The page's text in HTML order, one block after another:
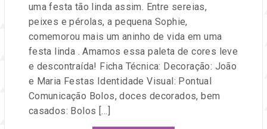
uma festa tão linda assim. Entre sereias,
peixes e pérolas, a pequena Sophie,
comemorou mais um aninho de vida em uma
festa linda . Amamos essa paleta de cores leve
e descontraída! Ficha Técnica: Decoração: João
e Maria Festas Identidade Visual: Pontual
Comunicação Bolos, doces decorados, bem
casados: Bolos […]